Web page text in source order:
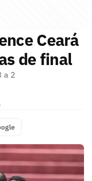
Ceará
de final
a 2